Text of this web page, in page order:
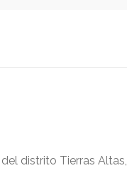
distrito Tierras Altas,